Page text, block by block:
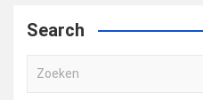
Search